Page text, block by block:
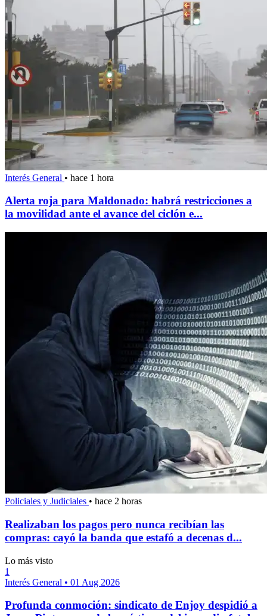
Interés General • hace 1 hora
Alerta roja para Maldonado: habrá restricciones a
la movilidad ante el avance del ciclón e...
Policiales y Judiciales • hace 2 horas
Realizaban los pagos pero nunca recibían las
compras: cayó la banda que estafó a decenas d...
Lo más visto
1
Interés General • 01 Aug 2026
Profunda conmoción: sindicato de Enjoy despidió a